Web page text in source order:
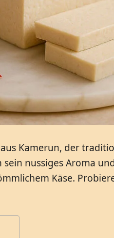
Kamerun, der
nussiges Aroma
Käse.